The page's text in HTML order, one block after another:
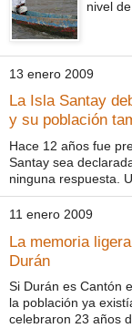
nivel
13 enero 2009
La Isla Santay
y su población
Hace 12 años fue
Santay sea
ninguna respuesta.
11 enero 2009
La memoria
Durán
Si Durán es Cantón
la población ya
celebraron 23 años